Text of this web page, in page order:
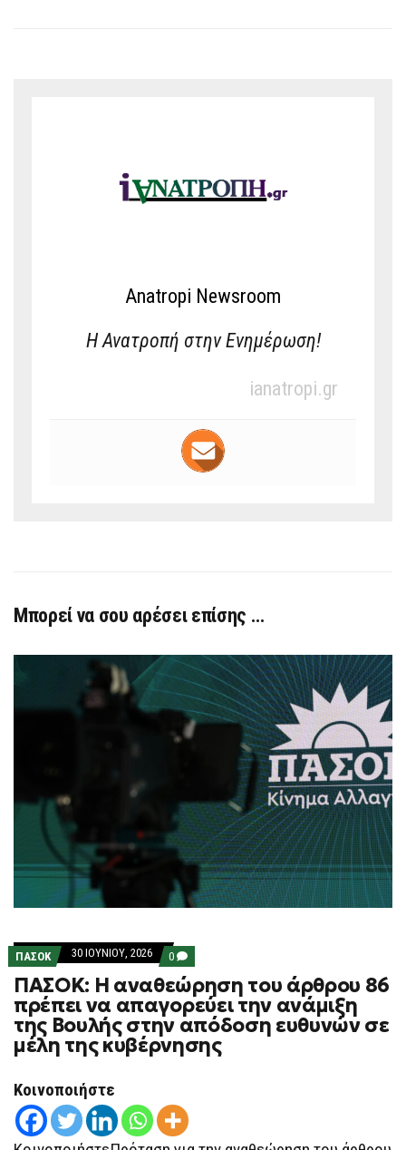
Anatropi Newsroom
Η Ανατροπή στην Ενημέρωση!
ianatropi.gr
Μπορεί να σου αρέσει επίσης …
ΠΑΣΟΚ 30 ΙΟΥΝΊΟΥ, 2026 0 COMMENTS
ON
ΠΑΣΟΚ:
Η
ΑΝΑΘΕΏΡΗΣΗ
ΤΟΥ
ΆΡΘΡΟΥ
86
ΤΗΝ
ΑΝΆΜΙΞΗ
ΤΗΣ
ΒΟΥΛΉΣ
ΠΑΣΟΚ: Η αναθεώρηση του άρθρου 86
πρέπει να απαγορεύει την ανάμιξη
της Βουλής στην απόδοση ευθυνών σε
μέλη της κυβέρνησης
Κοινοποιήστε